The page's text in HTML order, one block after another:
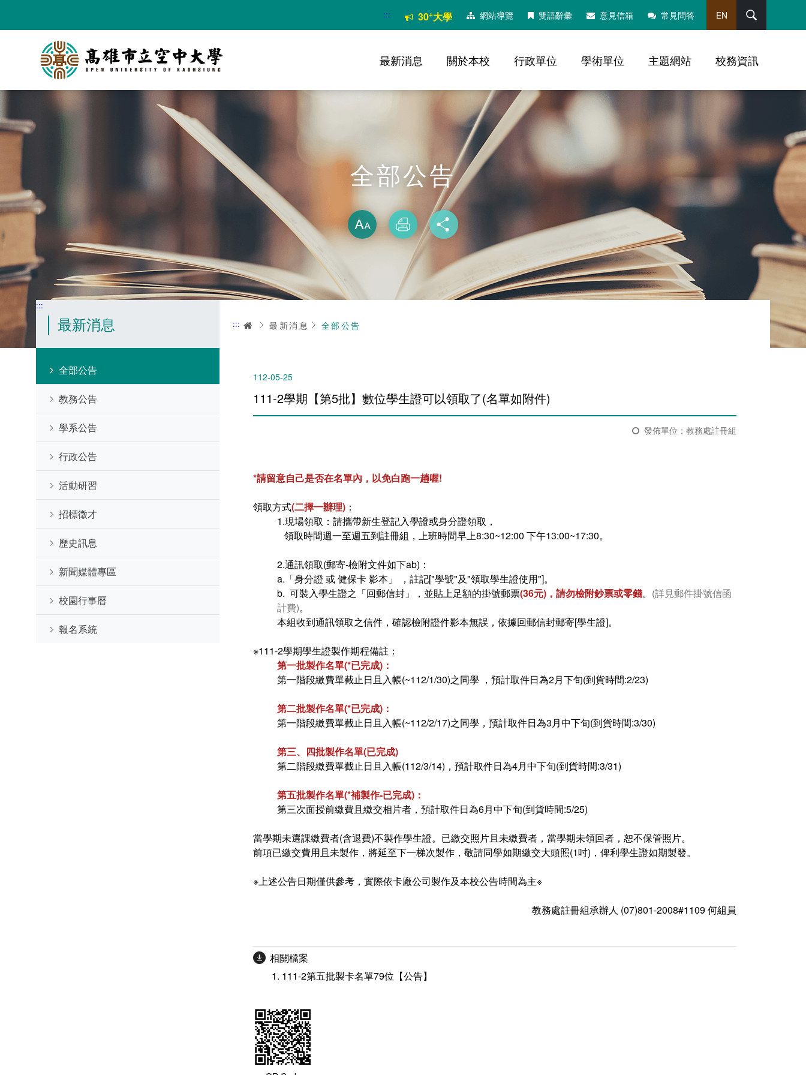
要
::: 30+大學 網站導覽 雙語辭彙 意見信箱 常見問答 EN
最新消息 關於本校 行政單位 學術單位 主題網站 校務資訊
全部公告
放大
列印
:::
最新消息
全部公告
教務公告
學系公告
行政公告
活動研習
招標徵才
歷史訊息
新聞媒體專區
校園行事曆
報名系統
::: 首頁最新消息 全部公告
112-05-25
111-2學期【第5批】數位學生證可以領取了(名單如附件)​
發佈單位：教務處註冊組
*請留意自己是否在名單內，以免白跑一趟喔!
領取方式(二擇一辦理) ：
1.現場領取：請攜帶新生登記入學證或身分證領取，
領取時間週一至週五到註冊組，上班時間早上8:30~12:00 下午13:00~17:30。
2.通訊領取(郵寄-檢附文件如下ab)：
a.「身分證 或 健保卡 影本」 ，註記["學號"及"領取學生證使用"]。
b. 可裝入學生證之「回郵信封」，並貼上足額的掛號郵票(36元)，請勿檢附鈔票或零錢。 (詳見郵件掛號信函
計費)。
本組收到通訊領取之信件，確認檢附證件影本無誤，依據回郵信封郵寄[學生證]。
※111-2學期學生證製作期程備註：
第一批製作名單(*已完成)：
第一階段繳費單截止日且入帳(~112/1/30)之同學 ，預計取件日為2月下旬(到貨時間:2/23)
第二批製作名單(*已完成)：
第一階段繳費單截止日且入帳(~112/2/17)之同學，預計取件日為3月中下旬(到貨時間:3/30)
第三、四批製作名單(已完成)
第二階段繳費單截止日且入帳(112/3/14)，預計取件日為4月中下旬(到貨時間:3/31)
第五批製作名單(*補製作-已完成)：
第三次面授前繳費且繳交相片者，預計取件日為6月中下旬(到貨時間:5/25)
當學期未選課繳費者(含退費)不製作學生證。已繳交照片且未繳費者，當學期未領回者，恕不保管照片。
前項已繳交費用且未製作，將延至下一梯次製作，敬請同學如期繳交大頭照(1吋)，俾利學生證如期製發。
※上述公告日期僅供參考，實際依卡廠公司製作及本校公告時間為主※
教務處註冊組承辦人 (07)801-2008#1109 何組員
相關檔案
111-2第五批製卡名單79位【公告】